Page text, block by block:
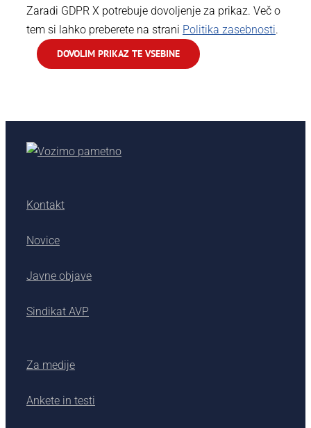
Zaradi GDPR X potrebuje dovoljenje za prikaz. Več o
tem si lahko preberete na strani Politika zasebnosti.
DOVOLIM PRIKAZ TE VSEBINE
Kontakt
Novice
Javne objave
Sindikat AVP
Za medije
Ankete in testi